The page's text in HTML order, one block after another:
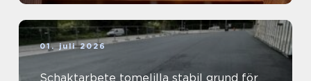
01. juli 2026
Schaktarbete tomelilla stabil grund för